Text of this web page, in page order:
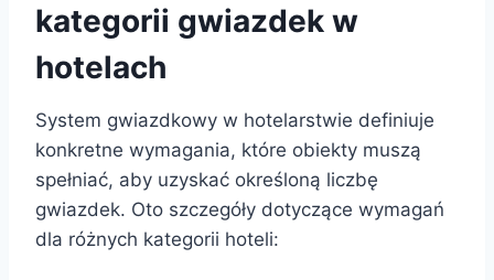
kategorii gwiazdek w
hotelach
System gwiazdkowy w hotelarstwie definiuje
konkretne wymagania, które obiekty muszą
spełniać, aby uzyskać określoną liczbę
gwiazdek. Oto szczegóły dotyczące wymagań
dla różnych kategorii hoteli: